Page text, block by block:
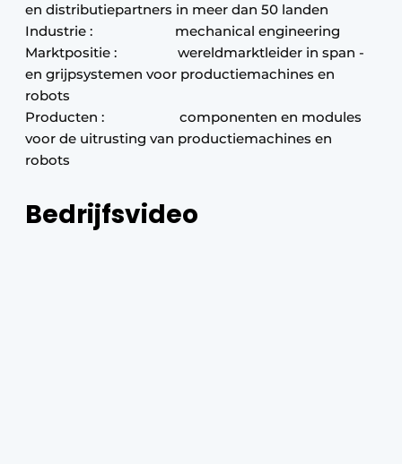
en distributiepartners in meer dan 50 landen
Industrie : mechanical engineering
Marktpositie : wereldmarktleider in span -
en grijpsystemen voor productiemachines en
robots
Producten : componenten en modules
voor de uitrusting van productiemachines en
robots
Bedrijfsvideo